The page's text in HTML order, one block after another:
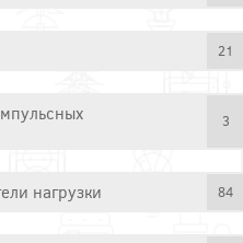
21
3
нагрузки 84